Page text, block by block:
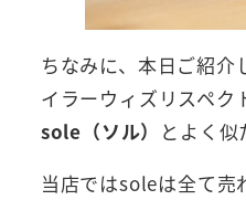
ちなみに、本日ご紹介
イラーウィズリスペク
sole（ソル） とよく似
当店ではsoleは全て売